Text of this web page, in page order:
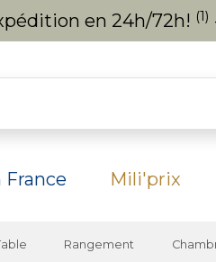
en 24h/72h! (1)
France Mili'prix
Rangement